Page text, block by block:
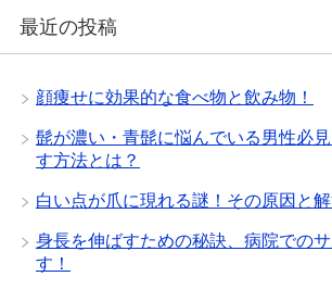
最近の投稿
顔痩せに効果的な食べ物と飲み物！
髭が濃い・青髭に悩んでいる男性必
す方法とは？
白い点が爪に現れる謎！その原因と
身長を伸ばすための秘訣、病院での
す！